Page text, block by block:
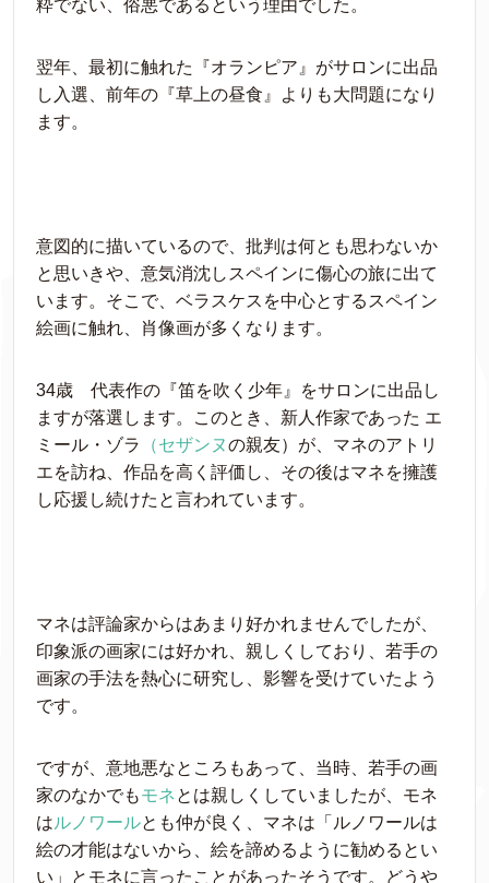
粋でない、俗悪であるという理由でした。
翌年、最初に触れた『オランピア』がサロンに出品
し入選、前年の『草上の昼食』よりも大問題になり
ます。
意図的に描いているので、批判は何とも思わないか
と思いきや、意気消沈しスペインに傷心の旅に出て
います。そこで、ベラスケスを中心とするスペイン
絵画に触れ、肖像画が多くなります。
34歳 代表作の『笛を吹く少年』をサロンに出品し
ますが落選します。このとき、新人作家であった エ
ミール・ゾラ
（セザンヌの親友）が、マネのアトリ
エを訪ね、作品を高く評価し、その後はマネを擁護
し応援し続けたと言われています。
マネは評論家からはあまり好かれませんでしたが、
印象派の画家には好かれ、親しくしており、若手の
画家の手法を熱心に研究し、影響を受けていたよう
です。
ですが、意地悪なところもあって、当時、若手の画
家のなかでもモネとは親しくしていましたが、モネ
はルノワールとも仲が良く、マネは「ルノワールは
絵の才能はないから、絵を諦めるように勧めるとい
い」とモネに言ったことがあったそうです。どうや